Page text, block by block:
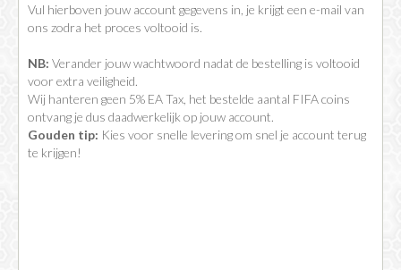
Vul hierboven jouw account gegevens in, je krijgt een e-mail van
ons zodra het proces voltooid is.
NB: Verander jouw wachtwoord nadat de bestelling is voltooid
voor extra veiligheid.
Wij hanteren geen 5% EA Tax, het bestelde aantal FIFA coins
ontvang je dus daadwerkelijk op jouw account.
Gouden tip: Kies voor snelle levering om snel je account terug
te krijgen!